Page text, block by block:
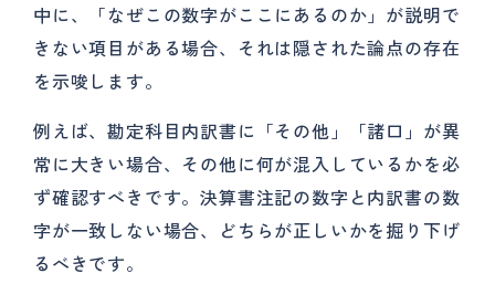
中に、「なぜこの数字がここにあるのか」が説明で
きない項目がある場合、それは隠された論点の存在
を示唆します。
例えば、勘定科目内訳書に「その他」「諸口」が異
常に大きい場合、その他に何が混入しているかを必
ず確認すべきです。決算書注記の数字と内訳書の数
字が一致しない場合、どちらが正しいかを掘り下げ
るべきです。